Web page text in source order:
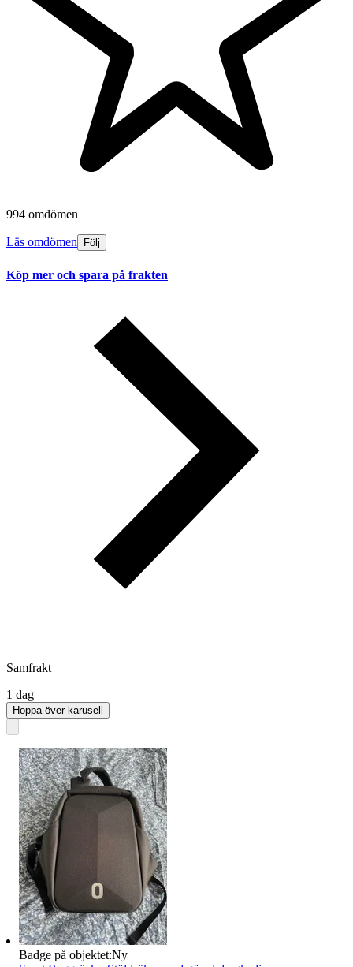
994 omdömen
Läs omdömen Följ
Köp mer och spara på frakten
Samfrakt
1 dag
Hoppa över karusell
Badge på objektet:Ny